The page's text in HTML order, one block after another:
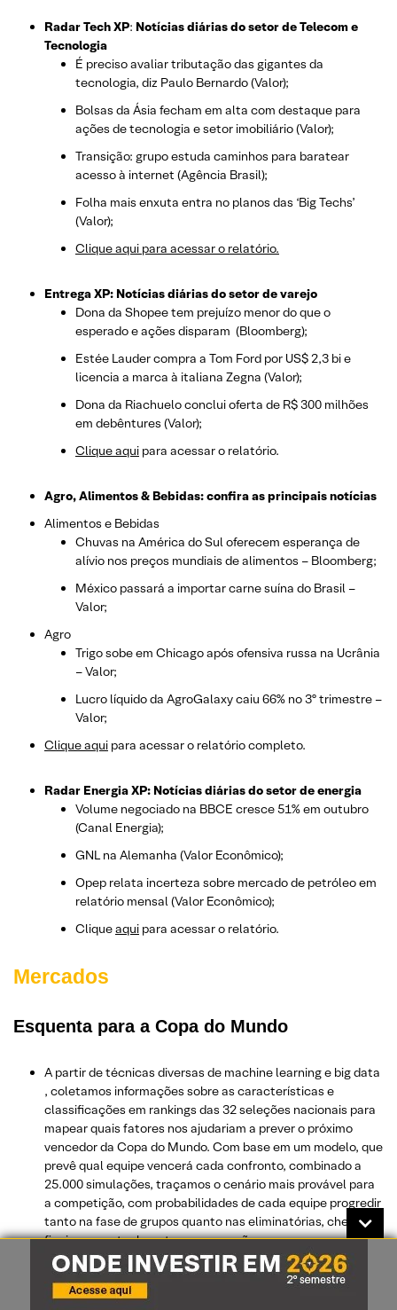
Radar Tech XP: Notícias diárias do setor de Telecom e
Tecnologia
É preciso avaliar tributação das gigantes da
tecnologia, diz Paulo Bernardo (Valor);
Bolsas da Ásia fecham em alta com destaque para
ações de tecnologia e setor imobiliário (Valor);
Transição: grupo estuda caminhos para baratear
acesso à internet (Agência Brasil);
Folha mais enxuta entra no planos das ‘Big Techs’
(Valor);
Clique aqui para acessar o relatório.
Entrega XP: Notícias diárias do setor de varejo
Dona da Shopee tem prejuízo menor do que o
esperado e ações disparam (Bloomberg);
Estée Lauder compra a Tom Ford por US$ 2,3 bi e
licencia a marca à italiana Zegna (Valor);
Dona da Riachuelo conclui oferta de R$ 300 milhões
em debêntures (Valor);
Clique aqui para acessar o relatório.
Agro, Alimentos & Bebidas: confira as principais notícias
Alimentos e Bebidas
Chuvas na América do Sul oferecem esperança de
alívio nos preços mundiais de alimentos – Bloomberg;
México passará a importar carne suína do Brasil –
Valor;
Agro
Trigo sobe em Chicago após ofensiva russa na Ucrânia
– Valor;
Lucro líquido da AgroGalaxy caiu 66% no 3º trimestre –
Valor;
Clique aqui para acessar o relatório completo.
Radar Energia XP: Notícias diárias do setor de energia
Volume negociado na BBCE cresce 51% em outubro
(Canal Energia);
GNL na Alemanha (Valor Econômico);
Opep relata incerteza sobre mercado de petróleo em
relatório mensal (Valor Econômico);
Cliqueaqui para acessar o relatório.
Mercados
Esquenta para a Copa do Mundo
A partir de técnicas diversas de machine learning e big data
, coletamos informações sobre as características e
classificações em rankings das 32 seleções nacionais para
mapear quais fatores nos ajudariam a prever o próximo
vencedor da Copa do Mundo. Com base em um modelo, que
prevê qual equipe vencerá cada confronto, combinado a
25.000 simulações, traçamos o cenário mais provável para
a competição, com probabilidades de cada equipe progredir
tanto na fase de grupos quanto nas eliminatórias, chegar às
finais e, eventualmente, ser campeão;
Já vimos que, para alegria do povo, o Brasil tem chances
estatísticas de vencer a Copa este ano. E se a competição
fosse de indicadores econômicos? De forma lúdica, nosso